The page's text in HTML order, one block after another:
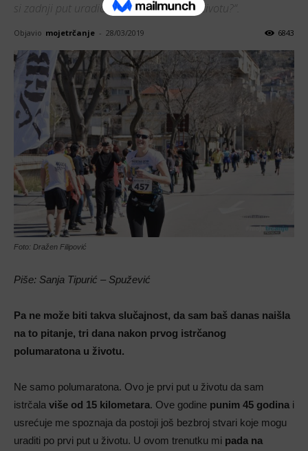
si zadnji put uradio nešto po prvi put u životu?“.
Objavio mojetrčanje - 28/03/2019 6843
Foto: Dražen Filipović
Piše: Sanja Tipurić – Spužević
Pa ne može biti takva slučajnost, da sam baš danas naišla
na to pitanje, tri dana nakon prvog istrčanog
polumaratona u životu.
Ne samo polumaratona. Ovo je prvi put u životu da sam
istrčala više od 15 kilometara. Ove godine punim 45 godina i
usrećuje me spoznaja da postoji još bezbroj stvari koje mogu
uraditi po prvi put u životu. U ovom trenutku mi pada na